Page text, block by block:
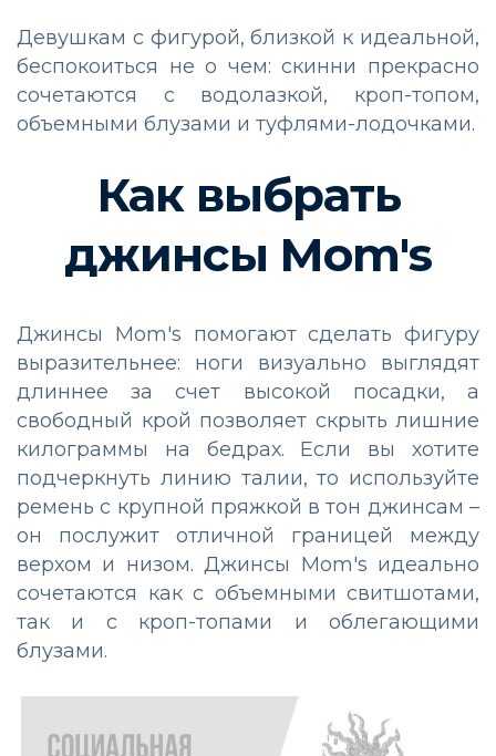
Девушкам с фигурой, близкой к идеальной,
беспокоиться не о чем: скинни прекрасно
сочетаются с водолазкой, кроп-топом,
объемными блузами и туфлями-лодочками.
Как выбрать
джинсы Mom's
Джинсы Mom's помогают сделать фигуру
выразительнее: ноги визуально выглядят
длиннее за счет высокой посадки, а
свободный крой позволяет скрыть лишние
килограммы на бедрах. Если вы хотите
подчеркнуть линию талии, то используйте
ремень с крупной пряжкой в тон джинсам –
он послужит отличной границей между
верхом и низом. Джинсы Mom's идеально
сочетаются как с объемными свитшотами,
так и с кроп-топами и облегающими
блузами.